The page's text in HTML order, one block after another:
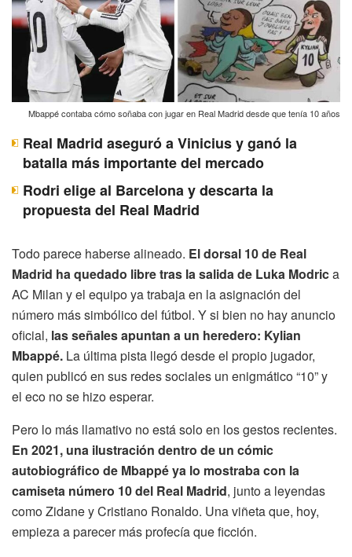
Mbappé contaba cómo soñaba con jugar en Real Madrid desde que tenía 10 años
Real Madrid aseguró a Vinicius y ganó la
batalla más importante del mercado
Rodri elige al Barcelona y descarta la
propuesta del Real Madrid
Todo parece haberse alineado. El dorsal 10 de Real
Madrid ha quedado libre tras la salida de Luka Modrica
AC Milan y el equipo ya trabaja en la asignación del
número más simbólico del fútbol. Y si bien no hay anuncio
oficial, las señales apuntan a un heredero: Kylian
Mbappé. La última pista llegó desde el propio jugador,
quien publicó en sus redes sociales un enigmático “10” y
el eco no se hizo esperar.
Pero lo más llamativo no está solo en los gestos recientes.
En 2021, una ilustración dentro de un cómic
autobiográfico de Mbappé ya lo mostraba con la
camiseta número 10 del Real Madrid, junto a leyendas
como Zidane y Cristiano Ronaldo. Una viñeta que, hoy,
empieza a parecer más profecía que ficción.